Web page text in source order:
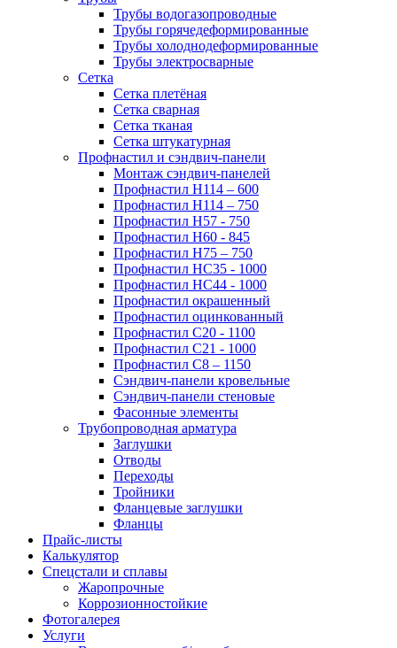
Трубы водогазопроводные
Трубы горячедеформированные
Трубы холоднодеформированные
Трубы электросварные
Сетка
Сетка плетёная
Сетка сварная
Сетка тканая
Сетка штукатурная
Профнастил и сэндвич-панели
Монтаж сэндвич-панелей
Профнастил Н114 – 600
Профнастил Н114 – 750
Профнастил Н57 - 750
Профнастил Н60 - 845
Профнастил Н75 – 750
Профнастил НС35 - 1000
Профнастил НС44 - 1000
Профнастил окрашенный
Профнастил оцинкованный
Профнастил С20 - 1100
Профнастил С21 - 1000
Профнастил С8 – 1150
Сэндвич-панели кровельные
Сэндвич-панели стеновые
Фасонные элементы
Трубопроводная арматура
Заглушки
Отводы
Переходы
Тройники
Фланцевые заглушки
Фланцы
Прайс-листы
Калькулятор
Спецстали и сплавы
Жаропрочные
Коррозионностойкие
Фотогалерея
Услуги